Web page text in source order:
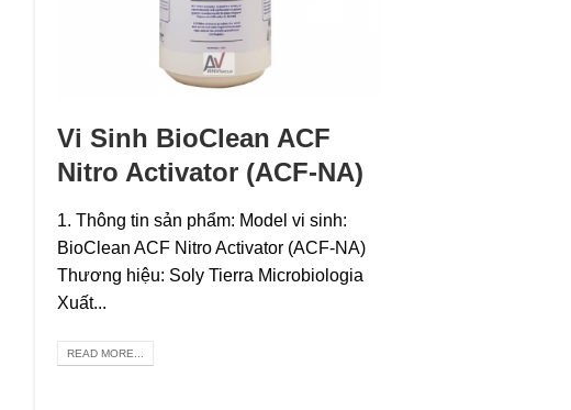
Vi Sinh BioClean ACF
Nitro Activator (ACF-NA)
1. Thông tin sản phẩm: Model vi sinh:
BioClean ACF Nitro Activator (ACF-NA)
Thương hiệu: Soly Tierra Microbiologia
Xuất...
READ MORE...